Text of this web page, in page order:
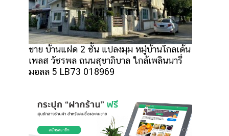
ขาย บ้านแฝด 2 ชั้น แปลงมุม หมู่บ้านโกลเด้น
เพลส วัชรพล ถนนสุขาภิบาล ใกล้เพลินนารี่
มอลล 5 LB73 018969